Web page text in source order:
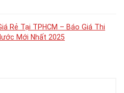
Rẻ Tại TPHCM – Báo Giá Thi
Mới Nhất 2025